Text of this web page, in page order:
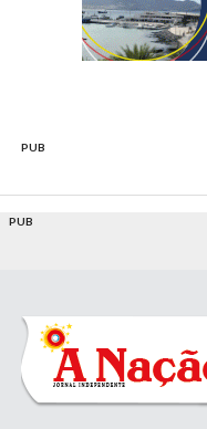
PUB
PUB